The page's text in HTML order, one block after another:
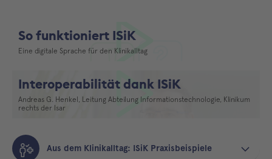
So funktioniert ISiK
Eine digitale Sprache für den Klinikalltag
Interoperabilität dank ISiK
Andreas G. Henkel, Leitung Abteilung Informationstechnologie, Klinikum
rechts der Isar
Aus dem Klinikalltag: ISiK Praxisbeispiele